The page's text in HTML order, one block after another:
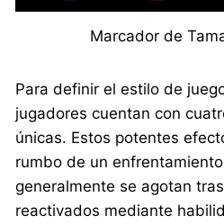
Marcador de
Para definir el estilo de
jugadores cuentan con
únicas. Estos potentes
rumbo de un
generalmente se agotan
reactivados mediante